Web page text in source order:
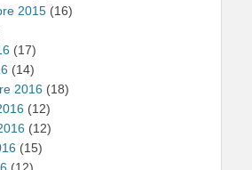
2015 (16)
(17)
(14)
2016 (18)
(12)
(12)
(15)
(12)